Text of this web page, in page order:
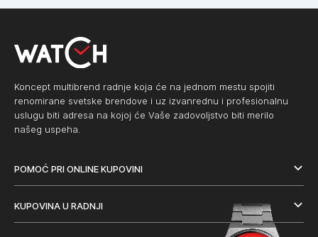
Koncept multibrend radnje koja će na jednom mestu spojiti
renomirane svetske brendove i uz izvanrednu i profesionalnu
uslugu biti adresa na kojoj će Vaše zadovoljstvo biti merilo
našeg uspeha.
POMOĆ PRI ONLINE KUPOVINI
KUPOVINA U RADNJI